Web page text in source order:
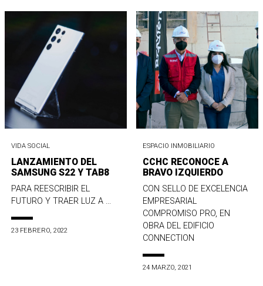
VIDA SOCIAL
LANZAMIENTO DEL
SAMSUNG S22 Y TAB8
PARA REESCRIBIR EL
FUTURO Y TRAER LUZ A ...
23 FEBRERO, 2022
ESPACIO INMOBILIARIO
CCHC RECONOCE A
BRAVO IZQUIERDO
CON SELLO DE EXCELENCIA
EMPRESARIAL
COMPROMISO PRO, EN
OBRA DEL EDIFICIO
CONNECTION
24 MARZO, 2021